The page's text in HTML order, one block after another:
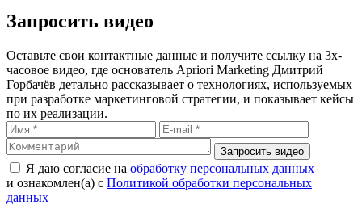
Запросить видео
Оставьте свои контактные данные и получите ссылку на 3х-
часовое видео, где основатель Apriori Marketing Дмитрий
Горбачёв детально рассказывает о технологиях, используемых
при разработке маркетинговой стратегии, и показывает кейсы
по их реализации.
Запросить видео
Я даю согласие на обработку персональных данных
и ознакомлен(а) с Политикой обработки персональных
данных